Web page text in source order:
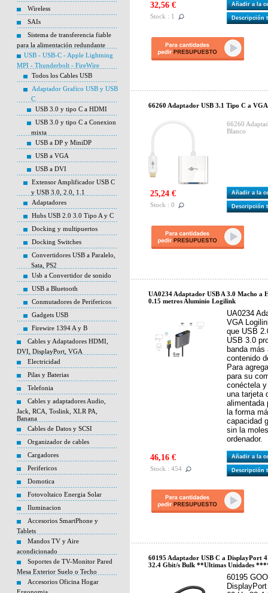
Wireless
SAIs
Sistema de transferencia fiable
para la alimentación redundante
USB - USB-C - Apple Lightning
MPI - Thunderbolt - FireWire
Todos los Cables USB
Adaptador Grafico USB y USB
C
USB 3.0 y tipo C a HDMI
USB 3.0 y tipo C a Conexion
mixta
USB a DP y MiniDP
USB a VGA
USB a DVI
Extensor Amplificador USB C
y USB 3.0, 2.0, 1.1
Adaptadores
Hubs USB 2.0 3.0 Tipo A y C
Docking y multipuertos
Docking Switches
Convertidores USB a Paralelo,
Sata, PS2
Usb a Convertidor de sonido
USB a Bluetooth
Conmutadores de Perifericos
Gadgets USB
Firewire 1394 A y B
Cables y Adaptadores HDMI,
DVI, DisplayPort, VGA
Electricidad
Pilas y Baterias
Telefonia
Cables y adaptadores Audio,
Jack, RCA, Toslink, XLR PA,
Banana
Cables de Datos y SCSI
Organizador de cables
Cargadores
Perifericos
Domotica
Fotovoltaico Energia Solar
Iluminacion
Accesorios SmartPhone y
Tablets
Mandos TV y Aire
acondicionado
Soportes de TV-Monitor Pared
Mesa Exterior Suelo o Techo
Accesorios Oficina Hogar
32,56 €
Stock : 1
Añadir a la
Descripción
66260 Adaptador USB 3.1 Tipo C a
66260
Blanco
25,24 €
Stock : 0
Añadir a la
Descripción
UA0234 Adaptador USB A 3.0 Macho
0.15 metros Aluminio Logilink
UA0234
VGA
que USB
USB 3.0
banda
contenido
Para
para su
conéctela
una tarjeta
alimentada
la forma
capacidad
sin la
ordenador.
46,16 €
Stock : 454
Añadir a la
Descripción
60195 Adaptador USB C a DisplayPort
32.4 Gbit/s Bulk **Ultimas Unidades
60195